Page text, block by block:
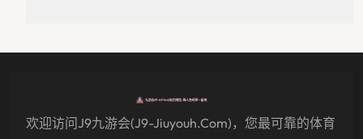
欢迎访问j9九游会(j9-Jiuyouh.com)，您最可靠的体育